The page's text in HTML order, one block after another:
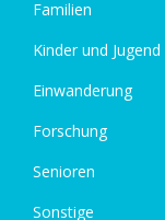
Familien
Kinder und Jugend
Einwanderung
Forschung
Senioren
Sonstige